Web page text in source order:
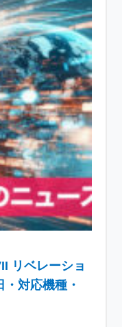
リベレーショ
対応機種・